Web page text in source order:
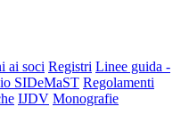
ai soci Registri Linee guida -
SIDeMaST Regolamenti
IJDV Monografie